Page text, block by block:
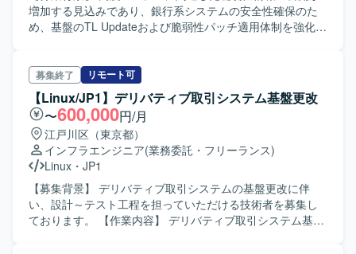
などを用いたバックアップ・データ保護設計、各種ログ管
理・分析基盤の構築・運用設計も行っていただきます。
きる方を求めております。プロジェクトメンバーと連携し
ながら柔軟かつ円滑にコミュニケーションを図り、複数の
プロダクトを横断した調整や検討を前向きに進められる方
が望ましいです。 【ポジションの魅力】 大規模な社内シス
テム基盤の更改プロジェクトに参画することで、ネットワ
ーク、サーバー、仮想化、監視、ジョブ管理、バックアッ
プなど幅広いインフラ技術に横断的に関わることができま
す。長期にわたる計画的なプロジェクトの中で、要件検討
から設計、構築、テスト、切替まで一連のフェーズに携わ
ることで、上流から下流までの経験を積むことができ、最
新の製品やソリューションを用いた基盤構築スキルを高め
増加する見込みであり、銀行系システムの安全性確保のた
め、基盤のTL Updateおよび脆弱性パッチ適用体制を強化す
発・準本番・本番・災対環境まで順次適用していただきま
す。パッチ適用前のアセスメント、適用手順の作成、開発
環境での適用テストおよび無影響確認、ミドルウェア停止
やPowerHAサービス切り替えを伴う各環境への適用を実施
していただきます。 また、AIX／RHEL／WASを対象とし
て、お客様側で必要と判断されたセキュリティパッチを迅
速に判定し、指定時間内で開発環境でのテストから無影響
確認、本番適用まで一連の作業を対応していただきます。
直近は手作業でのパッチ適用により手順とプロセスを確立
し、中長期的にはAnsibleを用いたパッチ適用自動化環境の
募集終了 リモート可
【Linux/JP1】デリバティブ取引システム基盤更改
〜600,000円/月
江戸川区（東京都）
インフラエンジニア(業務委託・フリーランス)
Linux ・ JP1
【募集背景】 デリバティブ取引システムの基盤更改に伴
い、設計～テスト工程を担っていただける技術者を募集し
ております。 【作業内容】 デリバティブ取引システム基盤